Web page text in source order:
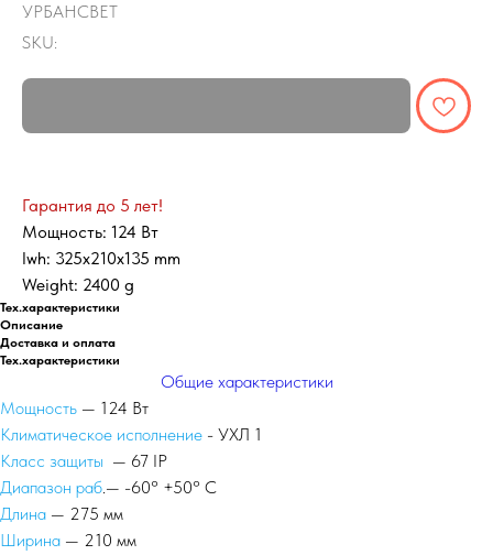
УРБАНСВЕТ
SKU:
Гарантия до 5 лет!
Мощность: 124 Вт
lwh: 325x210x135 mm
Weight: 2400 g
Тех.характеристики
Описание
Доставка и оплата
Тех.характеристики
Общие характеристики
Мощность — 124 Вт
Климатическое исполнение - УХЛ 1
Класс защиты — 67 IP
Диапазон раб.— -60° +50° С
Длина — 275 мм
Ширина — 210 мм